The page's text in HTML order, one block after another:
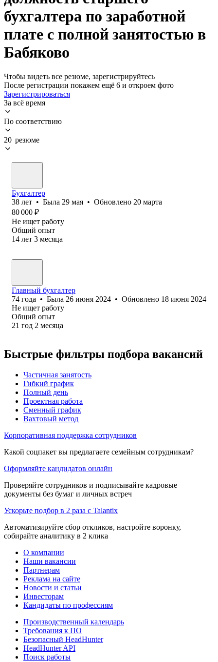
бухгалтера по заработной
плате с полной занятостью в
Бабяково
Чтобы видеть все резюме, зарегистрируйтесь
После регистрации покажем ещё 6 и откроем фото
Зарегистрироваться
За всё время
По соответствию
20 резюме
Бухгалтер
38 лет • Была 29 мая • Обновлено 20 марта
80 000 ₽
Не ищет работу
Общий опыт
14 лет 3 месяца
Главный бухгалтер
74 года • Была 26 июня 2024 • Обновлено 18 июня 2024
Не ищет работу
Общий опыт
21 год 2 месяца
Быстрые фильтры подбора вакансий
Частичная занятость
Гибкий график
Полный день
Проектная работа
Сменный график
Вахтовый метод
Корпоративная поддержка сотрудников
Какой соцпакет вы предлагаете семейным сотрудникам?
Оформляйте кандидатов онлайн
Проверяйте сотрудников и подписывайте кадровые
документы без бумаг и личных встреч
Ускорьте подбор в 2 раза с Talantix
Автоматизируйте сбор откликов, настройте воронку,
собирайте аналитику в 2 клика
О компании
Наши вакансии
Партнерам
Реклама на сайте
Новости и статьи
Инвесторам
Кандидаты по профессиям
Производственный календарь
Требования к ПО
Безопасный HeadHunter
HeadHunter API
Поиск работы